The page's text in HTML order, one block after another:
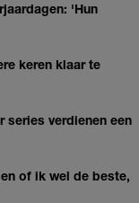
'Hun
keren klaar te
series verdienen een
of ik wel de beste,